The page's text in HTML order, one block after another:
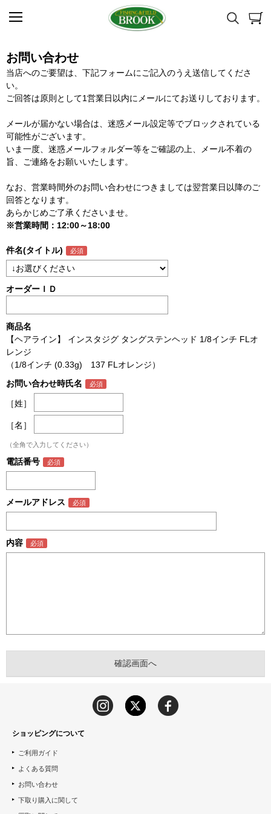
お問い合わせ
当店へのご要望は、下記フォームにご記入のうえ送信してくださ
い。
ご回答は原則として1営業日以内にメールにてお送りしております。
メールが届かない場合は、迷惑メール設定等でブロックされている
可能性がございます。
いま一度、迷惑メールフォルダー等をご確認の上、メール不着の
旨、ご連絡をお願いいたします。
なお、営業時間外のお問い合わせにつきましては翌営業日以降のご
回答となります。
あらかじめご了承くださいませ。
※営業時間：12:00～18:00
件名(タイトル)
オーダーＩＤ
商品名
【ヘアライン】 インスタジグ タングステンヘッド 1/8インチ FLオ
レンジ
（1/8インチ (0.33g) 137 FLオレンジ）
お問い合わせ時氏名
［姓］
［名］
（全角で入力してください）
電話番号
メールアドレス
内容
ショッピングについて
ご利用ガイド
よくある質問
お問い合わせ
下取り購入に関して